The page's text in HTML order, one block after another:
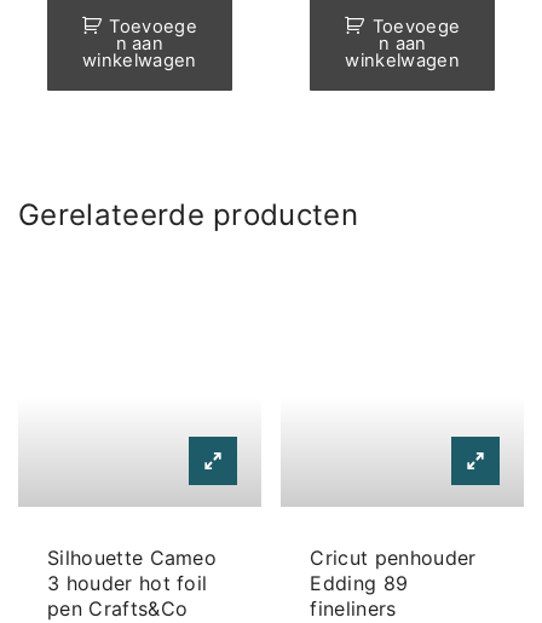
Toevoege
n aan
winkelwagen
Toevoege
n aan
winkelwagen
Gerelateerde producten
Silhouette Cameo
3 houder hot foil
pen Crafts&Co
Cricut penhouder
Edding 89
fineliners